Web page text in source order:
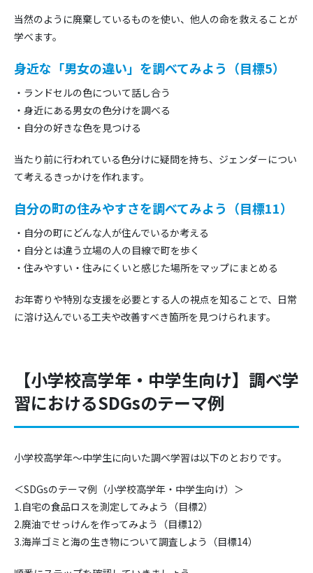
当然のように廃棄しているものを使い、他人の命を救えることが
学べます。
身近な「男女の違い」を調べてみよう（目標5）
・ランドセルの色について話し合う
・身近にある男女の色分けを調べる
・自分の好きな色を見つける
当たり前に行われている色分けに疑問を持ち、ジェンダーについ
て考えるきっかけを作れます。
自分の町の住みやすさを調べてみよう（目標11）
・自分の町にどんな人が住んでいるか考える
・自分とは違う立場の人の目線で町を歩く
・住みやすい・住みにくいと感じた場所をマップにまとめる
お年寄りや特別な支援を必要とする人の視点を知ることで、日常
に溶け込んでいる工夫や改善すべき箇所を見つけられます。
【小学校高学年・中学生向け】調べ学
習におけるSDGsのテーマ例
小学校高学年～中学生に向いた調べ学習は以下のとおりです。
＜SDGsのテーマ例（小学校高学年・中学生向け）＞
1.自宅の食品ロスを測定してみよう（目標2）
2.廃油でせっけんを作ってみよう（目標12）
3.海岸ゴミと海の生き物について調査しよう（目標14）